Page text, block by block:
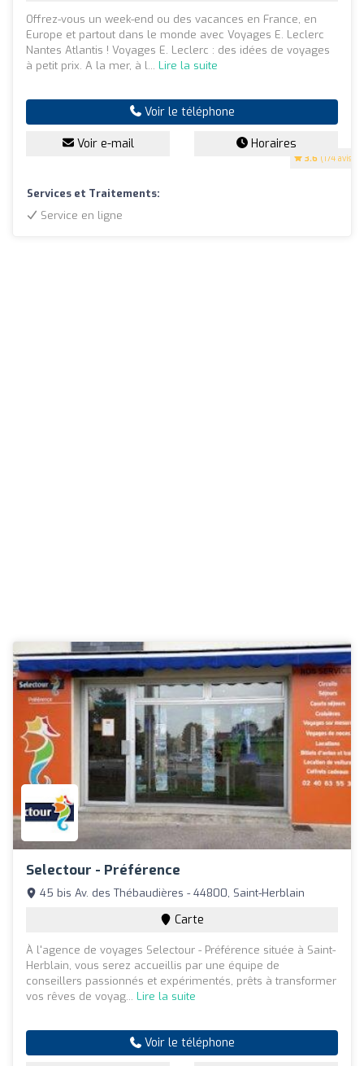
3.6 (174 avis)
Offrez-vous un week-end ou des vacances en France, en
Europe et partout dans le monde avec Voyages E. Leclerc
Nantes Atlantis ! Voyages E. Leclerc : des idées de voyages
à petit prix. A la mer, à l... Lire la suite
Voir le téléphone
Voir e-mail Horaires
Services et Traitements:
Service en ligne
Selectour - Préférence
45 bis Av. des Thébaudières - 44800, Saint-Herblain
Carte
À l'agence de voyages Selectour - Préférence située à Saint-
Herblain, vous serez accueillis par une équipe de
conseillers passionnés et expérimentés, prêts à transformer
vos rêves de voyag... Lire la suite
Voir le téléphone